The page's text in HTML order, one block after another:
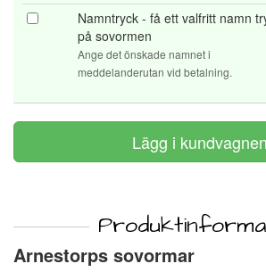
Namntryck - få ett valfritt namn
på sovormen
Ange det önskade namnet i
meddelanderutan vid betalning.
Arnestorps sovormar